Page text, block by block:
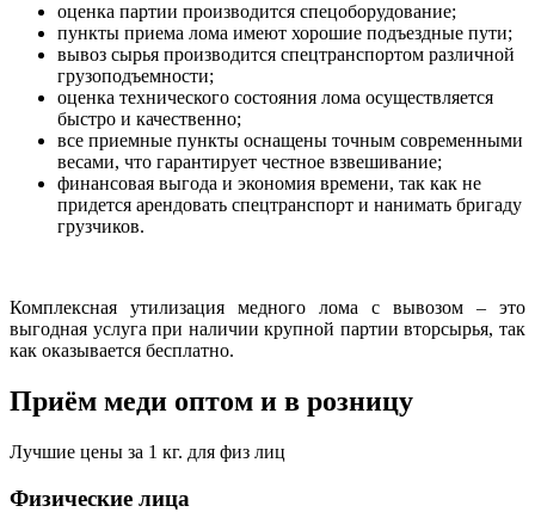
оценка партии производится спецоборудование;
пункты приема лома имеют хорошие подъездные пути;
вывоз сырья производится спецтранспортом различной
грузоподъемности;
оценка технического состояния лома осуществляется
быстро и качественно;
все приемные пункты оснащены точным современными
весами, что гарантирует честное взвешивание;
финансовая выгода и экономия времени, так как не
придется арендовать спецтранспорт и нанимать бригаду
грузчиков.
Комплексная утилизация медного лома с вывозом – это
выгодная услуга при наличии крупной партии вторсырья, так
как оказывается бесплатно.
Приём меди оптом и в розницу
Лучшие цены за 1 кг. для физ лиц
Физические лица